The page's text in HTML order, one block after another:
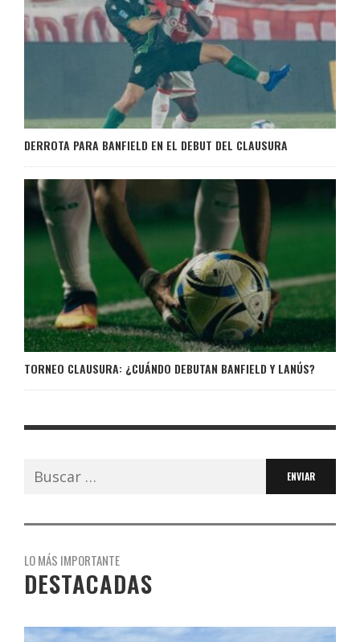
DERROTA PARA BANFIELD EN EL DEBUT DEL CLAUSURA
TORNEO CLAUSURA: ¿CUÁNDO DEBUTAN BANFIELD Y LANÚS?
Buscar:
LO MÁS IMPORTANTE
DESTACADAS